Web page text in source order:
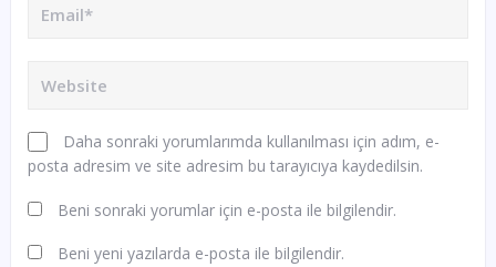
Daha sonraki yorumlarımda kullanılması için adım, e-
posta adresim ve site adresim bu tarayıcıya kaydedilsin.
Beni sonraki yorumlar için e-posta ile bilgilendir.
Beni yeni yazılarda e-posta ile bilgilendir.